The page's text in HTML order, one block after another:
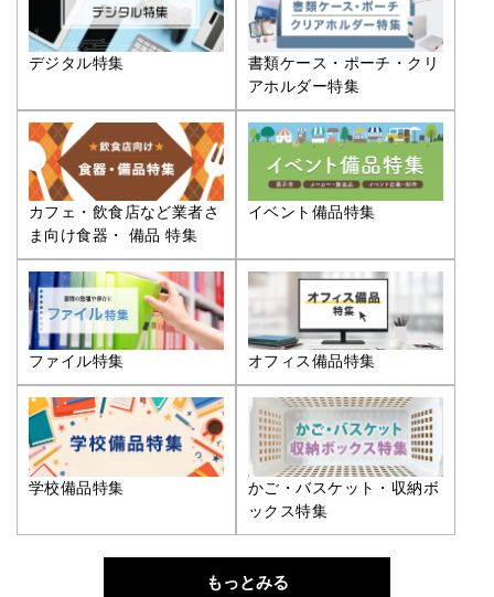
デジタル特集
書類ケース・ポーチ・クリ
アホルダー特集
カフェ・飲食店など業者さ
ま向け食器・ 備品 特集
イベント備品特集
ファイル特集 オフィス備品特集
学校備品特集
かご・バスケット・収納ボ
ックス特集
もっとみる